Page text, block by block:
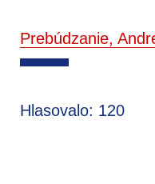
Prebúdzanie,
Hlasovalo: 120